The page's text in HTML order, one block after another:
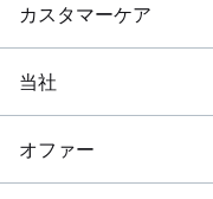
カスタマーケア
当社
オファー